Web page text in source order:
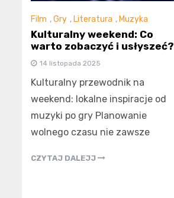
Film ,Gry , Literatura , Muzyka
Kulturalny weekend: Co
warto zobaczyć i usłyszeć?
14 listopada 2025
Kulturalny przewodnik na
weekend: lokalne inspiracje od
muzyki po gry Planowanie
wolnego czasu nie zawsze
CZYTAJ DALEJJ